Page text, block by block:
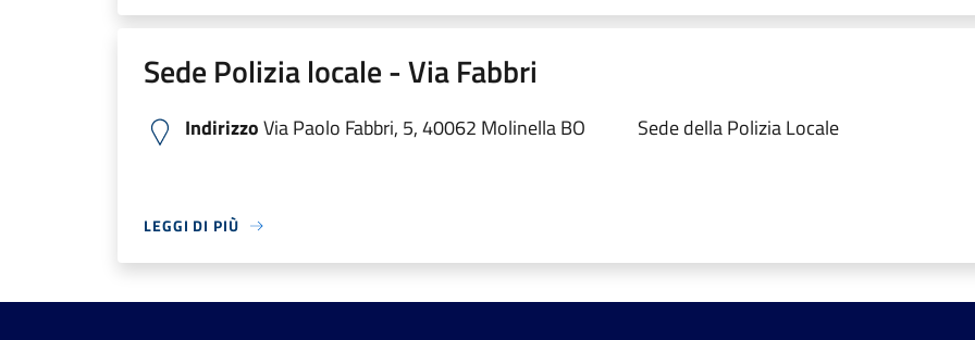
Sede Polizia locale - Via Fabbri
IndirizzoVia Paolo Fabbri, 5, 40062 Molinella BO Sede della Polizia Locale
LEGGI DI PIÙ